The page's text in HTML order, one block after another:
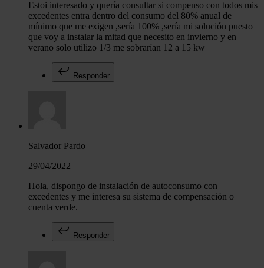
Estoi interesado y quería consultar si compenso con todos mis
excedentes entra dentro del consumo del 80% anual de
mínimo que me exigen ,sería 100% ,sería mi solución puesto
que voy a instalar la mitad que necesito en invierno y en
verano solo utilizo 1/3 me sobrarían 12 a 15 kw
Responder
Salvador Pardo
29/04/2022
Hola, dispongo de instalación de autoconsumo con
excedentes y me interesa su sistema de compensación o
cuenta verde.
Responder